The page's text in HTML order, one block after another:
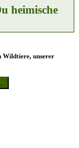
heimische
Wildtiere, unserer